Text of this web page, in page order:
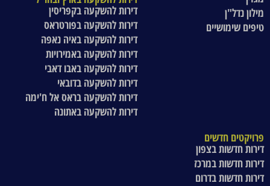
מילון נדל"ן
טיפים שימושיים
דירות להשקעה בקפריסין
דירות להשקעה בפורטראס
דירות להשקעה באיה נאפה
דירות להשקעה באמירויות
דירות להשקעה באבו דאבי
דירות להשקעה בדובאי
דירות להשקעה בראס אל ח'ימה
דירות להשקעה באתונה
פרויקטים חדשים
דירות חדשות בצפון
דירות חדשות במרכז
דירות חדשות בדרום